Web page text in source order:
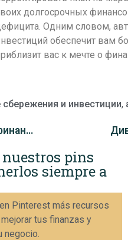
долгосрочных
Одним словом,
обеспечит вам
вас к мечте о
и инвестиции,
Как пересмотреть и скорректировать свой финансовый план
nuestros pins
siempre a
Pinterest más recursos
tus finanzas y
negocio.